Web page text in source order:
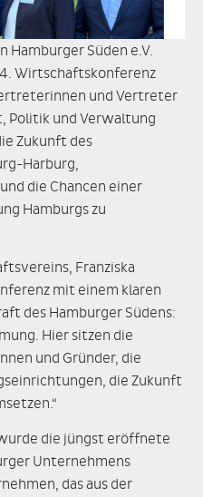
Süden e.V.
Wirtschaftskonferenz
und Vertreter
Politik und Verwaltung
Zukunft des
Harburg,
die Chancen einer
Hamburgs zu
Franziska
mit einem klaren
des Hamburger Südens:
Hier sitzen die
und Gründer, die
die Zukunft
die jüngst eröffnete
Unternehmens
das aus der